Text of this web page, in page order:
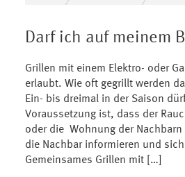
Darf ich auf meinem
Grillen mit einem Elektro- oder
erlaubt. Wie oft gegrillt werden
Ein- bis dreimal in der Saison
Voraussetzung ist, dass der
oder die Wohnung der
die Nachbar informieren und
Gemeinsames Grillen mit […]